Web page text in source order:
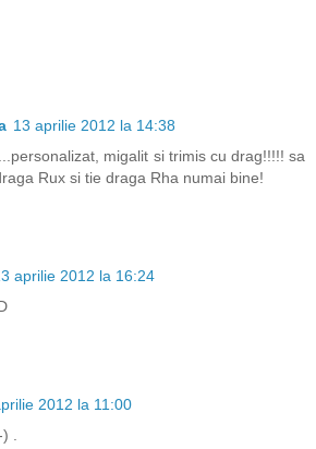
13 aprilie 2012 la 14:38
migalit si trimis cu drag!!!!! sa
Rux si tie draga Rha numai bine!
aprilie 2012 la 16:24
2012 la 11:00
.